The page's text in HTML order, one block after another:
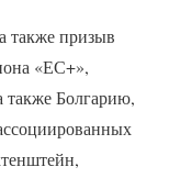
также призыв
«ЕС+»,
Болгарию,